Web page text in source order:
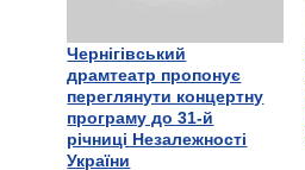
Чернігівський
драмтеатр пропонує
переглянути концертну
програму до 31-й
річниці Незалежності
України